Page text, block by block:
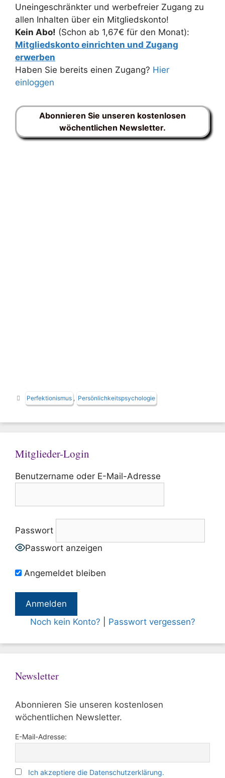
Uneingeschränkter und werbefreier Zugang zu
allen Inhalten über ein Mitgliedskonto!
Kein Abo! (Schon ab 1,67€ für den Monat):
Mitgliedskonto einrichten und Zugang
erwerben
Haben Sie bereits einen Zugang? Hier
einloggen
Abonnieren Sie unseren kostenlosen
wöchentlichen Newsletter.
Schlagwörter
Perfektionismus Persönlichkeitspsychologie
Mitglieder-Login
Benutzername oder E-Mail-Adresse
Passwort
Passwort anzeigen
Angemeldet bleiben
Noch kein Konto? Passwort vergessen?
Newsletter
Abonnieren Sie unseren kostenlosen
wöchentlichen Newsletter.
E-Mail-Adresse:
Ich akzeptiere die Datenschutzerklärung.